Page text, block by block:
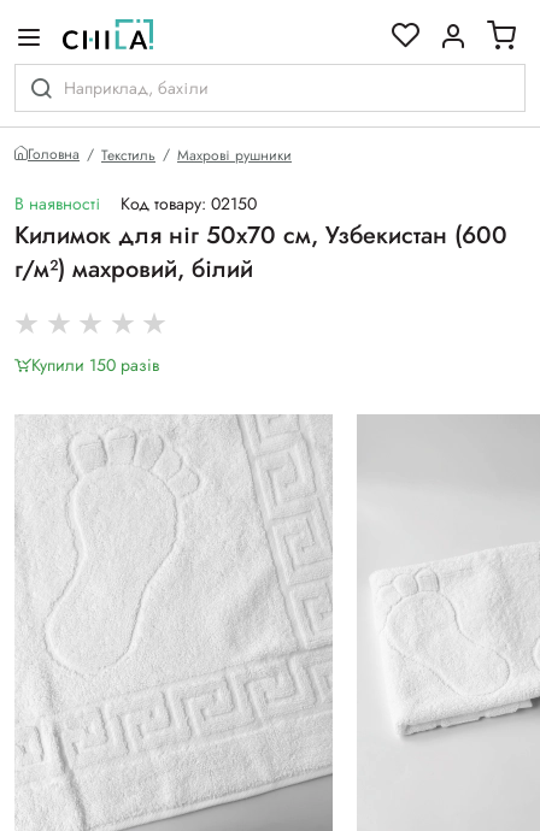
Головна Текстиль Махрові рушники
В наявності Код товару: 02150
Килимок для ніг 50х70 см, Узбекистан (600
г/м²) махровий, білий
Купили 150 разiв
гамі